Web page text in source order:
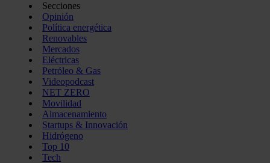
Secciones
Opinión
Política energética
Renovables
Mercados
Eléctricas
Petróleo & Gas
Videopodcast
NET ZERO
Movilidad
Almacenamiento
Startups & Innovación
Hidrógeno
Top 10
Tech